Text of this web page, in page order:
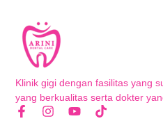
Klinik gigi dengan fasilitas yang
yang berkualitas serta dokter